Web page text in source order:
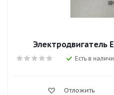
Электродвигатель
Есть в
Отложить